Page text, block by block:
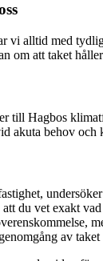
alltid med
om att taket
Hagbos
akuta behov
du vet exakt vad
av